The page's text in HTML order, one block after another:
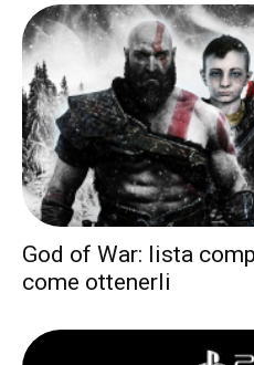
God of War: lista
come ottenerli